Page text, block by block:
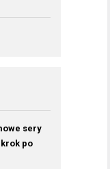
sery
po